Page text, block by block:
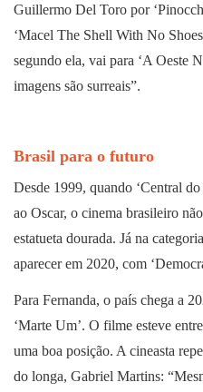
Guillermo Del Toro por
‘Macel The Shell With No
segundo ela, vai para ‘A Oeste
imagens são surreais”.
Brasil para o futuro
Desde 1999, quando ‘Central
ao Oscar, o cinema brasileiro
estatueta dourada. Já na
aparecer em 2020, com
Para Fernanda, o país chega a
‘Marte Um’. O filme esteve
uma boa posição. A cineasta
do longa, Gabriel Martins: